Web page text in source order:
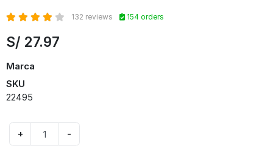
132 reviews 154 orders
S/ 27.97
Marca
SKU
22495
+ -